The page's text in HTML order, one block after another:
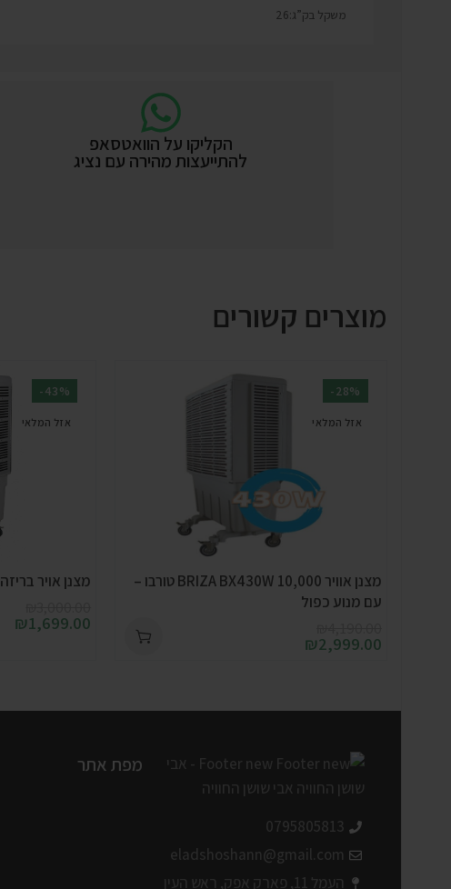
משקל בק”ג:26
הקליקו על הוואטסאפ
להתייעצות מהירה עם נציג
מוצרים קשורים
-28%
אזל המלאי
מצנן אוויר BRIZA BX430W 10,000 טורבו –
עם מנוע כפול
₪2,999.00
-43%
אזל המלאי
מצנן אויר בריזה BX3 עם 3 פדים – מקצועי
₪1,699.00
0795805813
eladshoshann@gmail.com
העמל 11, פארק אפק, ראש העין
מפת אתר